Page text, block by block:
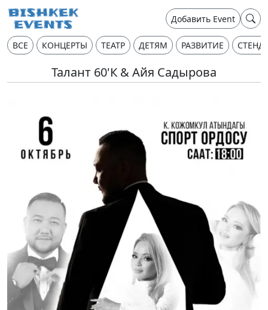
Добавить Event
ВСЕ КОНЦЕРТЫ ТЕАТР ДЕТЯМ РАЗВИТИЕ
Талант 60'К & Айя Садырова